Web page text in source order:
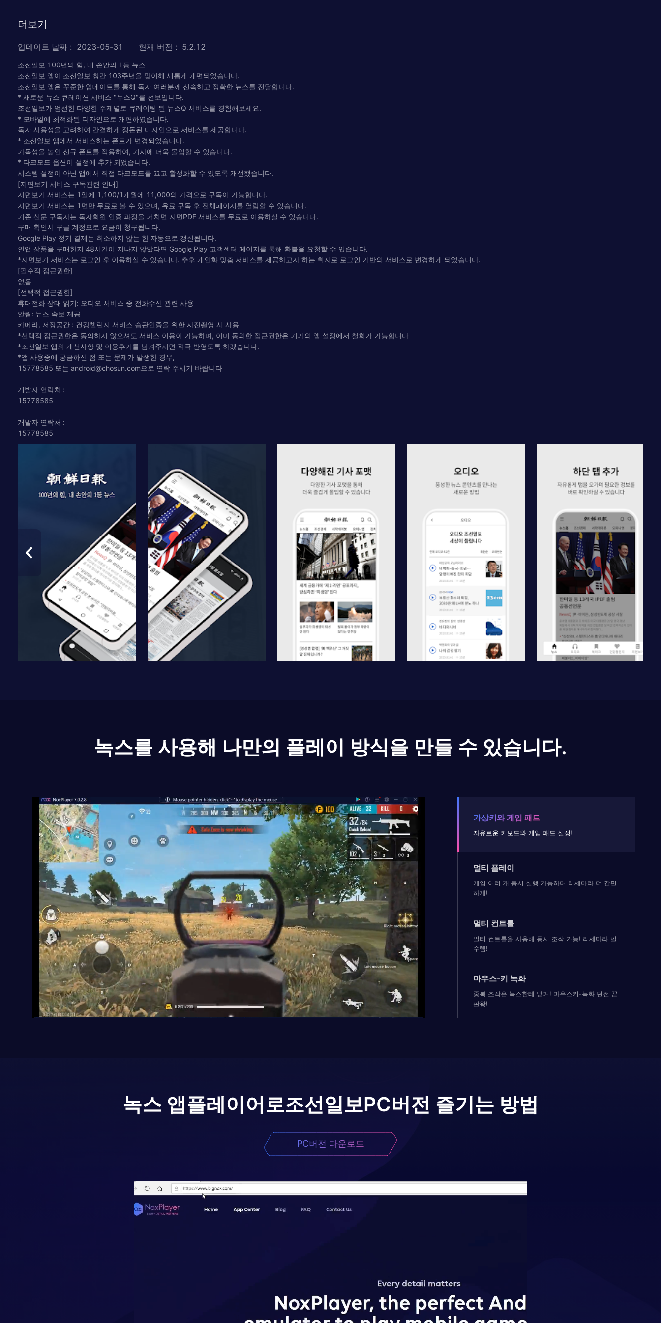
더보기
업데이트 날짜 : 2023-05-31 현재 버전 : 5.2.12
조선일보 100년의 힘, 내 손안의 1등 뉴스
조선일보 앱이 조선일보 창간 103주년을 맞이해 새롭게 개편되었습니다.
조선일보 앱은 꾸준한 업데이트를 통해 독자 여러분께 신속하고 정확한 뉴스를 전달합니다.
* 새로운 뉴스 큐레이션 서비스 "뉴스Q"를 선보입니다.
조선일보가 엄선한 다양한 주제별로 큐레이팅 된 뉴스Q 서비스를 경험해보세요.
* 모바일에 최적화된 디자인으로 개편하였습니다.
독자 사용성을 고려하여 간결하게 정돈된 디자인으로 서비스를 제공합니다.
* 조선일보 앱에서 서비스하는 폰트가 변경되었습니다.
가독성을 높인 신규 폰트를 적용하여, 기사에 더욱 몰입할 수 있습니다.
* 다크모드 옵션이 설정에 추가 되었습니다.
시스템 설정이 아닌 앱에서 직접 다크모드를 끄고 활성화할 수 있도록 개선했습니다.
[지면보기 서비스 구독관련 안내]
지면보기 서비스는 1일에 1,100/1개월에 11,000의 가격으로 구독이 가능합니다.
지면보기 서비스는 1면만 무료로 볼 수 있으며, 유료 구독 후 전체페이지를 열람할 수 있습니다.
기존 신문 구독자는 독자회원 인증 과정을 거치면 지면PDF 서비스를 무료로 이용하실 수 있습니다.
구매 확인시 구글 계정으로 요금이 청구됩니다.
Google Play 정기 결제는 취소하지 않는 한 자동으로 갱신됩니다.
인앱 상품을 구매한지 48시간이 지나지 않았다면 Google Play 고객센터 페이지를 통해 환불을 요청할 수 있습니다.
*지면보기 서비스는 로그인 후 이용하실 수 있습니다. 추후 개인화 맞춤 서비스를 제공하고자 하는 취지로 로그인 기반의 서비스로 변경하게 되었습니다.
[필수적 접근권한]
없음
[선택적 접근권한]
휴대전화 상태 읽기: 오디오 서비스 중 전화수신 관련 사용
알림: 뉴스 속보 제공
카메라, 저장공간 : 건강챌린지 서비스 습관인증을 위한 사진촬영 시 사용
*선택적 접근권한은 동의하지 않으셔도 서비스 이용이 가능하며, 이미 동의한 접근권한은 기기의 앱 설정에서 철회가 가능합니다
*조선일보 앱의 개선사항 및 이용후기를 남겨주시면 적극 반영토록 하겠습니다.
*앱 사용중에 궁금하신 점 또는 문제가 발생한 경우,
15778585 또는 android@chosun.com으로 연락 주시기 바랍니다
개발자 연락처 :
15778585
개발자 연락처 :
15778585
녹스를 사용해 나만의 플레이 방식을 만들 수 있습니다.
가상키와 게임 패드
자유로운 키보드와 게임 패드 설정!
멀티 플레이
게임 여러 개 동시 실행 가능하며 리세마라 더 간편
하게!
멀티 컨트롤
멀티 컨트롤을 사용해 동시 조작 가능! 리세마라 필
수템!
마우스-키 녹화
중복 조작은 녹스한테 맡겨! 마우스키-녹화 던전 끝
판왕!
녹스 앱플레이어로조선일보PC버전 즐기는 방법
PC버전 다운로드